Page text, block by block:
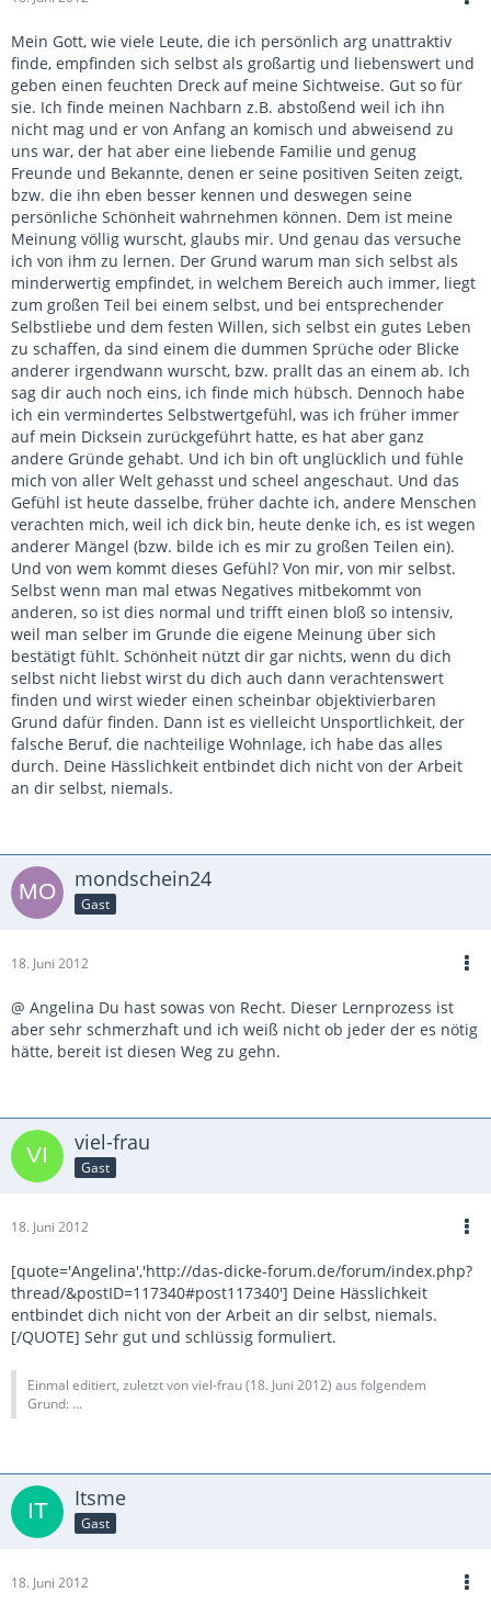
Mein Gott, wie viele Leute, die ich persönlich arg unattraktiv
finde, empfinden sich selbst als großartig und liebenswert und
geben einen feuchten Dreck auf meine Sichtweise. Gut so für
sie. Ich finde meinen Nachbarn z.B. abstoßend weil ich ihn
nicht mag und er von Anfang an komisch und abweisend zu
uns war, der hat aber eine liebende Familie und genug
Freunde und Bekannte, denen er seine positiven Seiten zeigt,
bzw. die ihn eben besser kennen und deswegen seine
persönliche Schönheit wahrnehmen können. Dem ist meine
Meinung völlig wurscht, glaubs mir. Und genau das versuche
ich von ihm zu lernen. Der Grund warum man sich selbst als
minderwertig empfindet, in welchem Bereich auch immer, liegt
zum großen Teil bei einem selbst, und bei entsprechender
Selbstliebe und dem festen Willen, sich selbst ein gutes Leben
zu schaffen, da sind einem die dummen Sprüche oder Blicke
anderer irgendwann wurscht, bzw. prallt das an einem ab. Ich
sag dir auch noch eins, ich finde mich hübsch. Dennoch habe
ich ein vermindertes Selbstwertgefühl, was ich früher immer
auf mein Dicksein zurückgeführt hatte, es hat aber ganz
andere Gründe gehabt. Und ich bin oft unglücklich und fühle
mich von aller Welt gehasst und scheel angeschaut. Und das
Gefühl ist heute dasselbe, früher dachte ich, andere Menschen
verachten mich, weil ich dick bin, heute denke ich, es ist wegen
anderer Mängel (bzw. bilde ich es mir zu großen Teilen ein).
Und von wem kommt dieses Gefühl? Von mir, von mir selbst.
Selbst wenn man mal etwas Negatives mitbekommt von
anderen, so ist dies normal und trifft einen bloß so intensiv,
weil man selber im Grunde die eigene Meinung über sich
bestätigt fühlt. Schönheit nützt dir gar nichts, wenn du dich
selbst nicht liebst wirst du dich auch dann verachtenswert
finden und wirst wieder einen scheinbar objektivierbaren
Grund dafür finden. Dann ist es vielleicht Unsportlichkeit, der
falsche Beruf, die nachteilige Wohnlage, ich habe das alles
durch. Deine Hässlichkeit entbindet dich nicht von der Arbeit
an dir selbst, niemals.
mondschein24
Gast
18. Juni 2012
@ Angelina Du hast sowas von Recht. Dieser Lernprozess ist
aber sehr schmerzhaft und ich weiß nicht ob jeder der es nötig
hätte, bereit ist diesen Weg zu gehn.
viel-frau
Gast
18. Juni 2012
[quote='Angelina','http://das-dicke-forum.de/forum/index.php?
thread/&postID=117340#post117340'] Deine Hässlichkeit
entbindet dich nicht von der Arbeit an dir selbst, niemals.
[/QUOTE] Sehr gut und schlüssig formuliert.
Einmal editiert, zuletzt von viel-frau (18. Juni 2012) aus folgendem
Grund: ...
Itsme
Gast
18. Juni 2012